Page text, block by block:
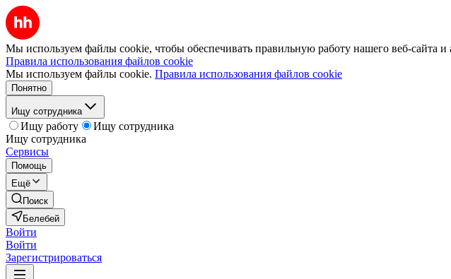
Мы используем файлы cookie, чтобы обеспечивать правильную работу нашего веб-сайта и
Правила использования файлов cookie
Мы используем файлы cookie. Правила использования файлов cookie
Понятно
Ищу сотрудника
Ищу работу
Ищу сотрудника
Ищу сотрудника
Сервисы
Помощь
Ещё
Поиск
Белебей
Войти
Войти
Зарегистрироваться